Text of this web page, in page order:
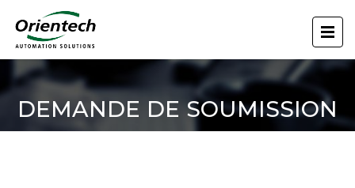
DEMANDE DE SOUMISSION